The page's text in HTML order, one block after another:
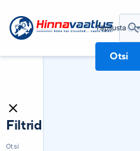
Täpsusta
Otsi
Filtrid
Otsi